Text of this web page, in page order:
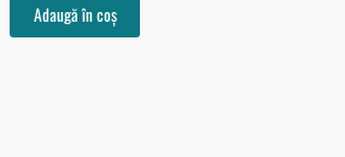
Adaugă în coș